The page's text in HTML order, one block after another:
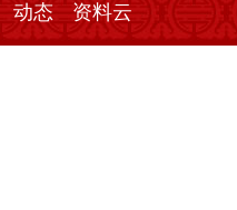
动态 资料云